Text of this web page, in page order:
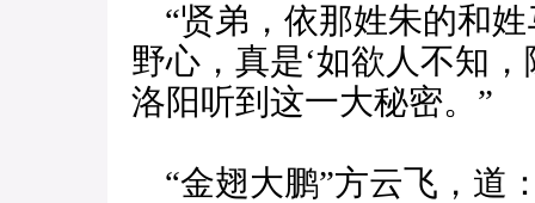
“贤弟，依那姓朱的和
野心，真是‘如欲人不知
洛阳听到这一大秘密。”
“金翅大鹏”方云飞，道